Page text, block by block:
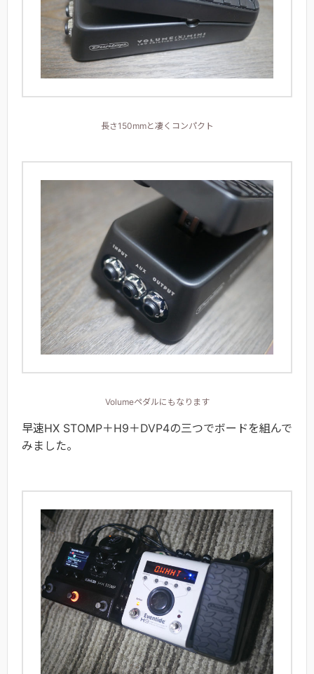
長さ150mmと凄くコンパクト
Volumeペダルにもなります
早速HX STOMP＋H9＋DVP4の三つでボードを組んで
みました。